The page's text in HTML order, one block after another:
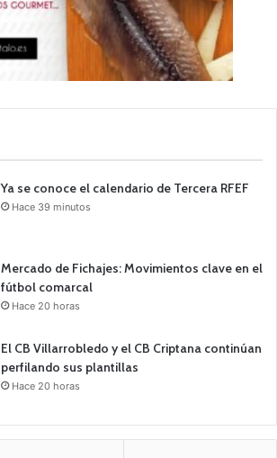
Ya se conoce el calendario de Tercera RFEF
Hace 39 minutos
Mercado de Fichajes: Movimientos clave en el
fútbol comarcal
Hace 20 horas
El CB Villarrobledo y el CB Criptana continúan
perfilando sus plantillas
Hace 20 horas